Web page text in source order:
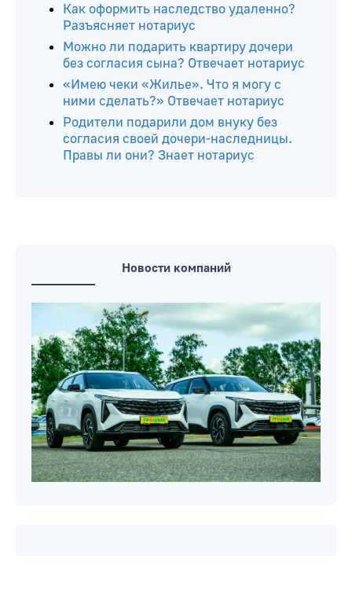
Как оформить наследство удаленно?
Разъясняет нотариус
Можно ли подарить квартиру дочери
без согласия сына? Отвечает нотариус
«Имею чеки «Жилье». Что я могу с
ними сделать?» Отвечает нотариус
Родители подарили дом внуку без
согласия своей дочери-наследницы.
Правы ли они? Знает нотариус
Новости компаний